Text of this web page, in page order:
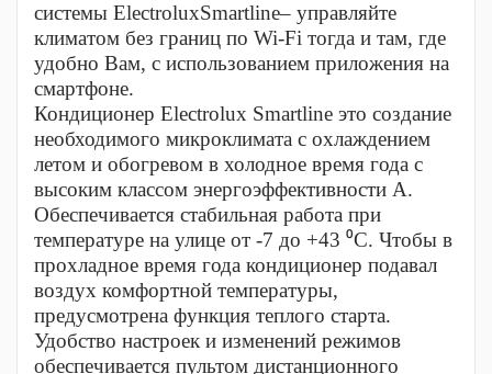
системы ElectroluxSmartline– управляйте
климатом без границ по Wi-Fi тогда и там, где
удобно Вам, с использованием приложения на
смартфоне.
Кондиционер Electrolux Smartline это создание
необходимого микроклимата с охлаждением
летом и обогревом в холодное время года с
высоким классом энергоэффективности А.
Обеспечивается стабильная работа при
температуре на улице от -7 до +43 ⁰С. Чтобы в
прохладное время года кондиционер подавал
воздух комфортной температуры,
предусмотрена функция теплого старта.
Удобство настроек и изменений режимов
обеспечивается пультом дистанционного